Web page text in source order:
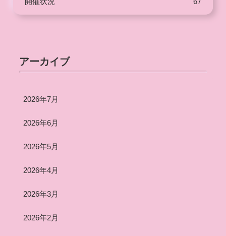
アーカイブ
2026年7月
2026年6月
2026年5月
2026年4月
2026年3月
2026年2月